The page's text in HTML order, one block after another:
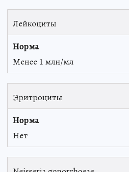
Лейкоциты
Менее 1 млн/мл
Эритроциты
Нет